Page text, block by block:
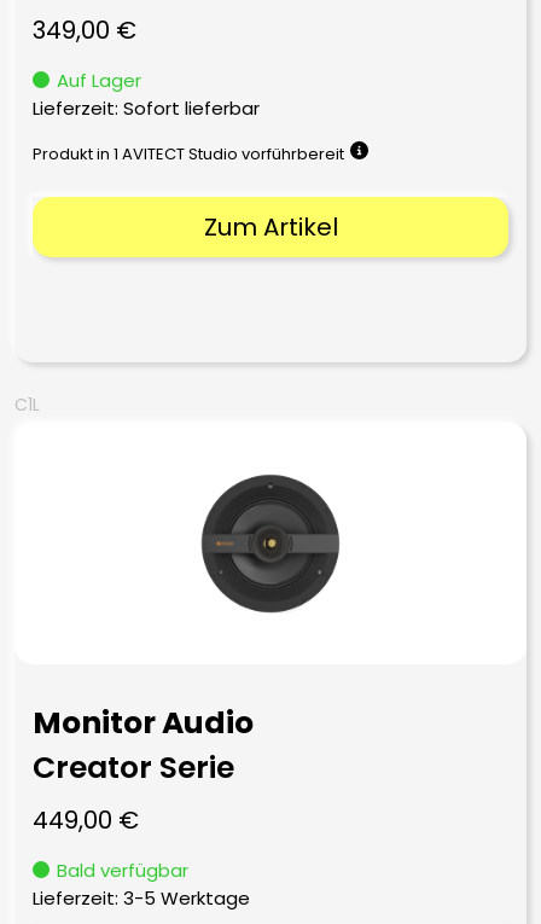
349,00 €
Auf Lager
Lieferzeit: Sofort lieferbar
Produkt in 1 AVITECT Studio vorführbereit
Zum Artikel
C1L
Monitor Audio
Creator Serie
449,00 €
Bald verfügbar
Lieferzeit: 3-5 Werktage